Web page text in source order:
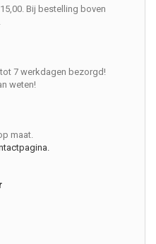
Bij bestelling boven
7 werkdagen bezorgd!
weten!
maat.